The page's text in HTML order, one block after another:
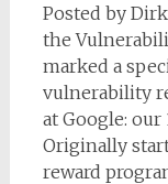
Posted by
the
marked a
vulnerability
at Google:
Originally
reward